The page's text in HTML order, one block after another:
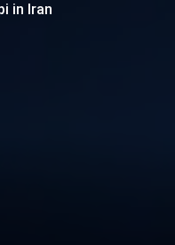
in Iran